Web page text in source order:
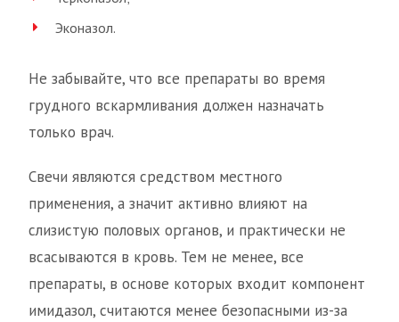
Эконазол.
Не забывайте, что все препараты во время
грудного вскармливания должен назначать
только врач.
Свечи являются средством местного
применения, а значит активно влияют на
слизистую половых органов, и практически не
всасываются в кровь. Тем не менее, все
препараты, в основе которых входит компонент
имидазол, считаются менее безопасными из-за